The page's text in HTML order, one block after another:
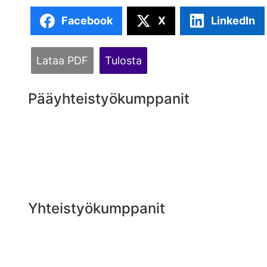
Facebook X LinkedIn
Lataa PDF Tulosta
Pääyhteistyökumppanit
Yhteistyökumppanit